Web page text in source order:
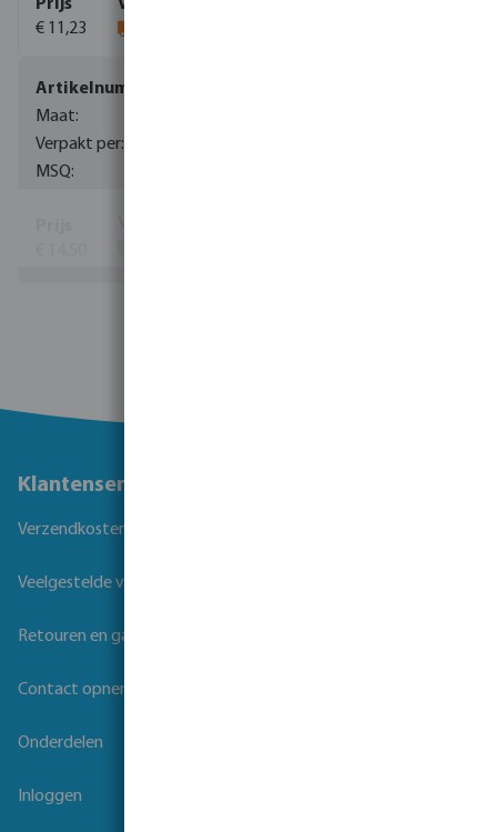
€ 11,23
Klantenservice
Verzendkosten
Veelgestelde vragen
Retouren en garantie
Contact opnemen
Onderdelen
Inloggen